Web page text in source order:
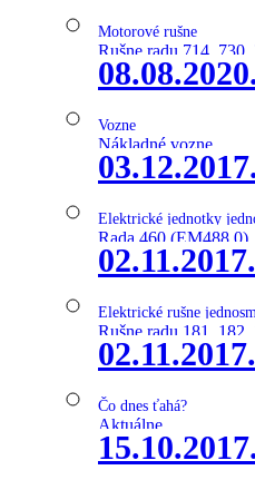
Motorové rušne
Rušne radu 714,
Vozne
Nákladné vozne
Elektrické jednotky
Rada 460 (EM488.0)
Elektrické rušne
Rušne radu 181,
Čo dnes ťahá?
Aktuálne